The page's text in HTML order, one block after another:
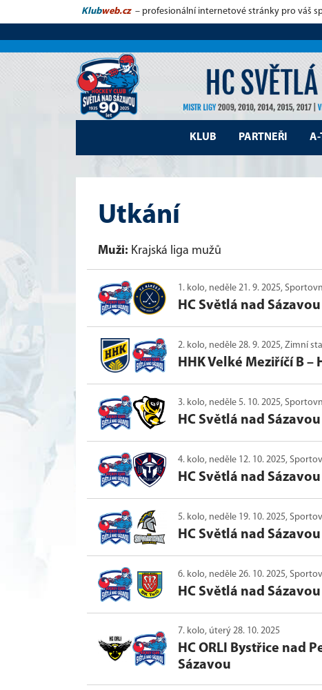
Klubweb.cz – profesionální internetové stránky pro váš
KLUB PARTNEŘI A-
Utkání
Muži: Krajská liga mužů
1. kolo, neděle 21. 9. 2025,
HC Světlá nad Sázavou
2. kolo, neděle 28. 9. 2025, Zimní
HHK Velké Meziříčí B –
3. kolo, neděle 5. 10. 2025,
HC Světlá nad Sázavou
4. kolo, neděle 12. 10. 2025,
HC Světlá nad Sázavou
5. kolo, neděle 19. 10. 2025,
HC Světlá nad Sázavou
6. kolo, neděle 26. 10. 2025,
HC Světlá nad Sázavou
7. kolo, úterý 28. 10. 2025
HC ORLI Bystřice nad
Sázavou